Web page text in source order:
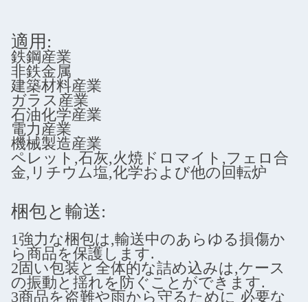
適用:
鉄鋼産業
非鉄金属
建築材料産業
ガラス産業
石油化学産業
電力産業
機械製造産業
ペレット,石灰,火焼ドロマイト,フェロ合
金,リチウム塩,化学および他の回転炉
梱包と輸送:
1強力な梱包は,輸送中のあらゆる損傷か
ら商品を保護します.
2固い包装と全体的な詰め込みは,ケース
の振動と揺れを防ぐことができます.
3商品を盗難や雨から守るために 必要な